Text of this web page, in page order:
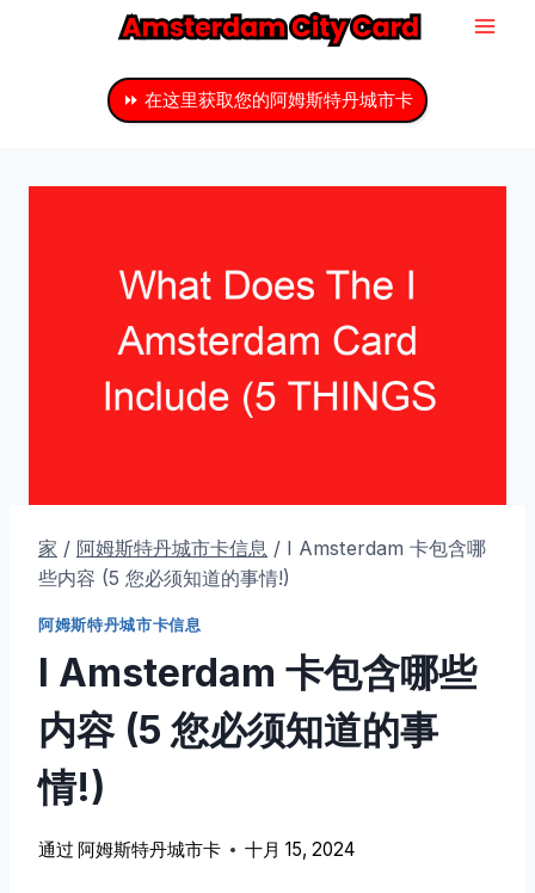
⏩ 在这里获取您的阿姆斯特丹城市卡
家 / 阿姆斯特丹城市卡信息 / I Amsterdam 卡包含哪
些内容 (5 您必须知道的事情!)
阿姆斯特丹城市卡信息
I Amsterdam 卡包含哪些
内容 (5 您必须知道的事
情!)
通过 阿姆斯特丹城市卡 十月 15, 2024